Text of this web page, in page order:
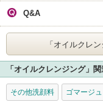
Q&A
「オイルクレン
「オイルクレンジング」
その他洗顔料 ゴマージ